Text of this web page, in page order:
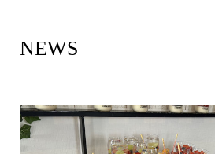
NEWS